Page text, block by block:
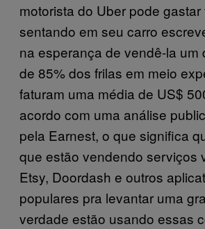
motorista do Uber pode gastar
sentando em seu carro
na esperança de vendê-la um
de 85% dos frilas em meio
faturam uma média de US$
acordo com uma análise
pela Earnest, o que significa
que estão vendendo serviços
Etsy, Doordash e outros
populares pra levantar uma
verdade estão usando essas